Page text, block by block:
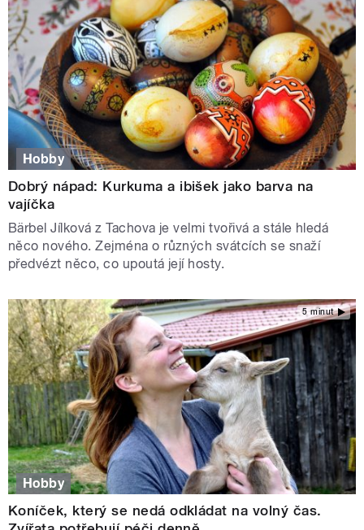
Hobby
Dobrý nápad: Kurkuma a ibišek jako barva na
vajíčka
Bärbel Jílková z Tachova je velmi tvořivá a stále hledá
něco nového. Zejména o různých svátcích se snaží
předvézt něco, co upoutá její hosty.
5 minut
Hobby
Koníček, který se nedá odkládat na volný čas.